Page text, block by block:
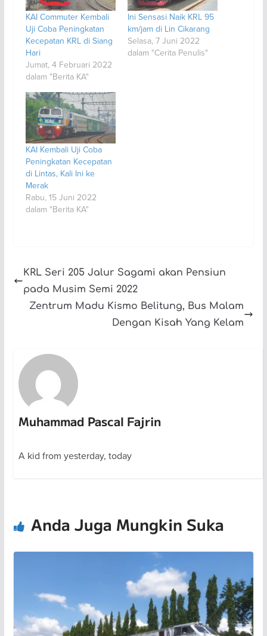
KAI Commuter Kembali
Uji Coba Peningkatan
Kecepatan KRL di Siang
Hari
Jumat, 4 Februari 2022
dalam "Berita KA"
Ini Sensasi Naik KRL 95
km/jam di Lin Cikarang
Selasa, 7 Juni 2022
dalam "Cerita Penulis"
KAI Kembali Uji Coba
Peningkatan Kecepatan
di Lintas, Kali Ini ke
Merak
Rabu, 15 Juni 2022
dalam "Berita KA"
KRL Seri 205 Jalur Sagami akan Pensiun
pada Musim Semi 2022
Zentrum Madu Kismo Belitung, Bus Malam
Dengan Kisah Yang Kelam
Muhammad Pascal Fajrin
A kid from yesterday, today
Anda Juga Mungkin Suka